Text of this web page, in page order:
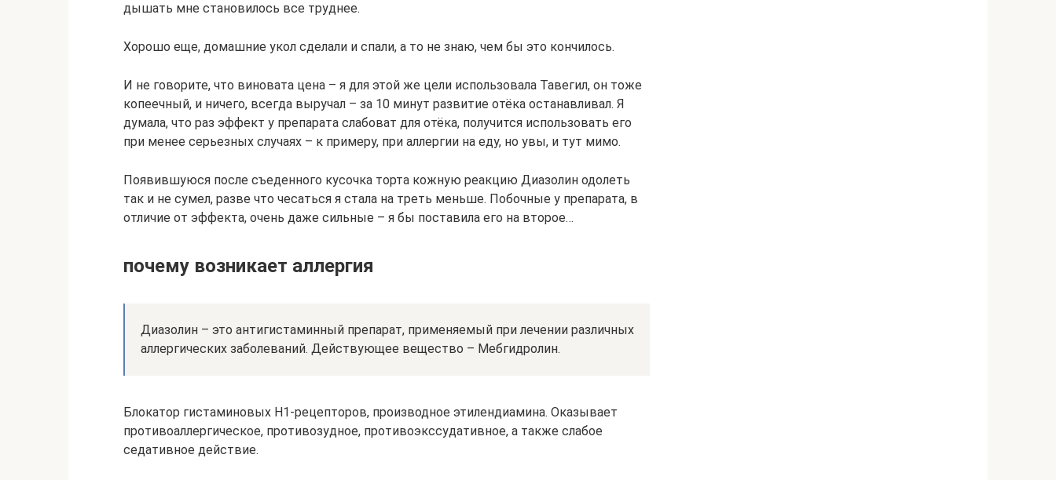
дышать мне становилось все труднее.
Хорошо еще, домашние укол сделали и спали, а то не знаю, чем бы это кончилось.
И не говорите, что виновата цена – я для этой же цели использовала Тавегил, он тоже
копеечный, и ничего, всегда выручал – за 10 минут развитие отёка останавливал. Я
думала, что раз эффект у препарата слабоват для отёка, получится использовать его
при менее серьезных случаях – к примеру, при аллергии на еду, но увы, и тут мимо.
Появившуюся после съеденного кусочка торта кожную реакцию Диазолин одолеть
так и не сумел, разве что чесаться я стала на треть меньше. Побочные у препарата, в
отличие от эффекта, очень даже сильные – я бы поставила его на второе…
почему возникает аллергия
Диазолин – это антигистаминный препарат, применяемый при лечении различных
аллергических заболеваний. Действующее вещество – Мебгидролин.
Блокатор гистаминовых H1-рецепторов, производное этилендиамина. Оказывает
противоаллергическое, противозудное, противоэкссудативное, а также слабое
седативное действие.